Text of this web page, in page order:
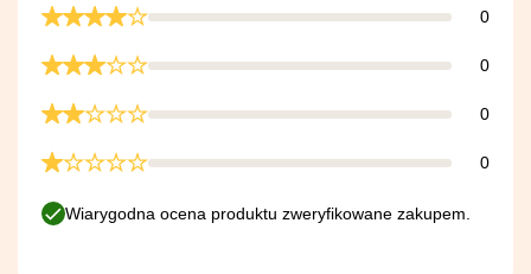
0
0
0
0
Wiarygodna ocena produktu zweryfikowane zakupem.